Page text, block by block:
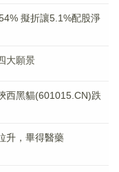
擬折讓5.1%配股淨
大願景
西黑貓(601015.CN)跌
升，畢得醫藥